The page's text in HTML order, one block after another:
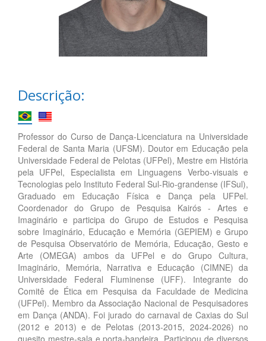
Descrição:
Professor do Curso de Dança-Licenciatura na Universidade
Federal de Santa Maria (UFSM). Doutor em Educação pela
Universidade Federal de Pelotas (UFPel), Mestre em História
pela UFPel, Especialista em Linguagens Verbo-visuais e
Tecnologias pelo Instituto Federal Sul-Rio-grandense (IFSul),
Graduado em Educação Física e Dança pela UFPel.
Coordenador do Grupo de Pesquisa Kairós - Artes e
Imaginário e participa do Grupo de Estudos e Pesquisa
sobre Imaginário, Educação e Memória (GEPIEM) e Grupo
de Pesquisa Observatório de Memória, Educação, Gesto e
Arte (OMEGA) ambos da UFPel e do Grupo Cultura,
Imaginário, Memória, Narrativa e Educação (CIMNE) da
Universidade Federal Fluminense (UFF). Integrante do
Comitê de Ética em Pesquisa da Faculdade de Medicina
(UFPel). Membro da Associação Nacional de Pesquisadores
em Dança (ANDA). Foi jurado do carnaval de Caxias do Sul
(2012 e 2013) e de Pelotas (2013-2015, 2024-2026) no
quesito mestre-sala e porta-bandeira. Participou de diversos